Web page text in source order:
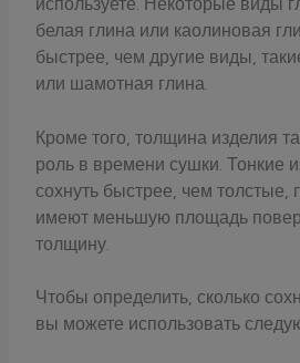
белая глина или каолиновая
быстрее, чем другие виды,
или шамотная глина.
Кроме того, толщина изделия
роль в времени сушки. Тонкие
сохнуть быстрее, чем толстые,
имеют меньшую площадь
толщину.
Чтобы определить, сколько
вы можете использовать